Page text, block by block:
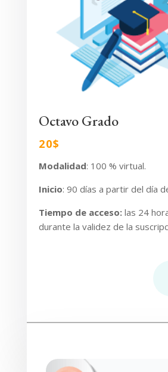
Octavo Grado
20$
Modalidad: 100 % virtual.
Inicio: 90 días a partir del día
Tiempo de acceso: las 24
durante la validez de la